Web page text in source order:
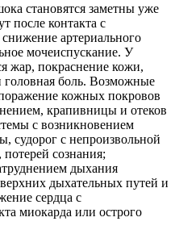
становятся заметны уже
после контакта с
артериального
мочеиспускание. У
жар, покраснение кожи,
головная боль. Возможные
кожных покровов
крапивницы и отеков
с возникновением
судорог с непроизвольной
сознания;
дыхания
дыхательных путей и
сердца с
миокарда или острого